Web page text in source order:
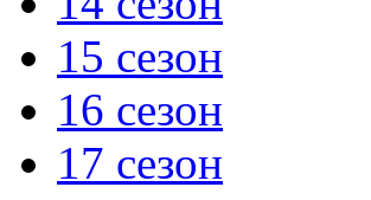
15 сезон
16 сезон
17 сезон